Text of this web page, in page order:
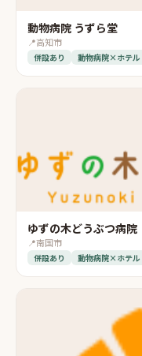
動物病院 うずら堂
📍高知市
併設あり 動物病院×ホテル
ゆずの木どうぶつ病院
📍南国市
併設あり 動物病院×ホテル